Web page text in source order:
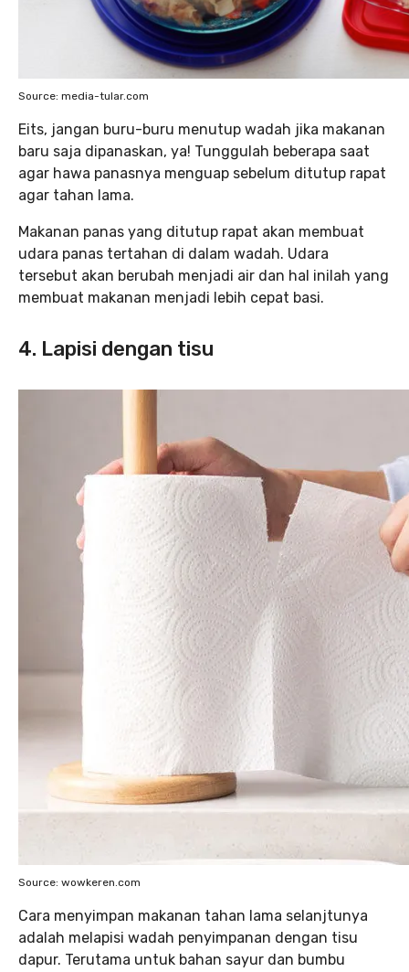
Source: media-tular.com
Eits, jangan buru-buru menutup wadah jika makanan
baru saja dipanaskan, ya! Tunggulah beberapa saat
agar hawa panasnya menguap sebelum ditutup rapat
agar tahan lama.
Makanan panas yang ditutup rapat akan membuat
udara panas tertahan di dalam wadah. Udara
tersebut akan berubah menjadi air dan hal inilah yang
membuat makanan menjadi lebih cepat basi.
4. Lapisi dengan tisu
Source: wowkeren.com
Cara menyimpan makanan tahan lama selanjtunya
adalah melapisi wadah penyimpanan dengan tisu
dapur. Terutama untuk bahan sayur dan bumbu